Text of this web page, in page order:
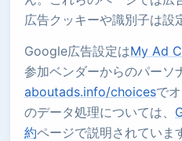
広告クッキーや識別子は設
Google広告設定はMy Ad
参加ベンダーからのパーソ
aboutads.info/choicesで
のデータ処理については、
約ページで説明されていま